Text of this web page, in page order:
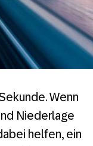
Wenn
Niederlage
helfen, ein